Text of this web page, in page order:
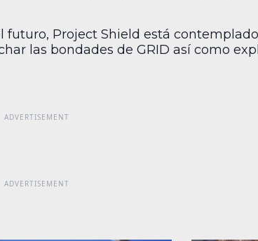
Project Shield está
las bondades de GRID así como